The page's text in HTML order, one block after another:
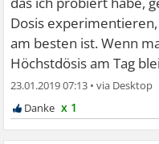
Dosis
am besten ist. Wenn
Höchstdösis am Tag
23.01.2019 07:13 •
x 1